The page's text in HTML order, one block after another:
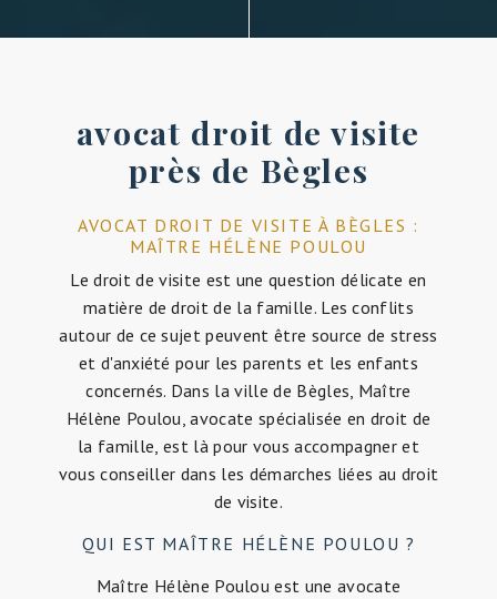
avocat droit de visite
près de Bègles
AVOCAT DROIT DE VISITE À BÈGLES :
MAÎTRE HÉLÈNE POULOU
Le droit de visite est une question délicate en
matière de droit de la famille. Les conflits
autour de ce sujet peuvent être source de stress
et d'anxiété pour les parents et les enfants
concernés. Dans la ville de Bègles, Maître
Hélène Poulou, avocate spécialisée en droit de
la famille, est là pour vous accompagner et
vous conseiller dans les démarches liées au droit
de visite.
QUI EST MAÎTRE HÉLÈNE POULOU ?
Maître Hélène Poulou est une avocate